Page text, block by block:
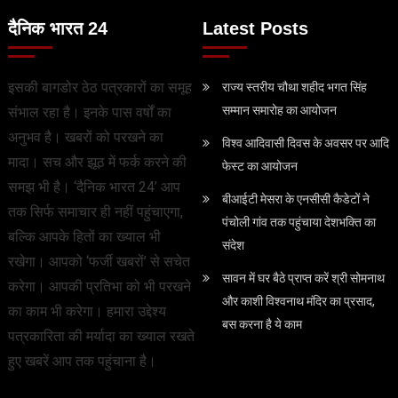
दैनिक भारत 24
इसकी बागडोर ठेठ पत्रकारों का समूह
संभाल रहा है। इनके पास वर्षों का
अनुभव है। खबरों को परखने का
मादा। सच और झूठ में फर्क करने की
समझ भी है। ‘दैनिक भारत 24’ आप
तक सिर्फ समाचार ही नहीं पहुंचाएगा,
बल्कि आपके हितों का ख्याल भी
रखेगा। आपको ‘फर्जी खबरों’ से सचेत
करेगा। आपकी प्रतिभा को भी परखने
का काम भी करेगा। हमारा उद्देश्य
पत्रकारिता की मर्यादा का ख्याल रखते
हुए खबरें आप तक पहुंचाना है।
Latest Posts
राज्य स्तरीय चौथा शहीद भगत सिंह
सम्मान समारोह का आयोजन
विश्व आदिवासी दिवस के अवसर पर आदि
फेस्‍ट का आयोजन
बीआईटी मेसरा के एनसीसी कैडेटों ने
पंचोली गांव तक पहुंचाया देशभक्ति का
संदेश
सावन में घर बैठे प्राप्त करें श्री सोमनाथ
और काशी विश्वनाथ मंदिर का प्रसाद,
बस करना है ये काम